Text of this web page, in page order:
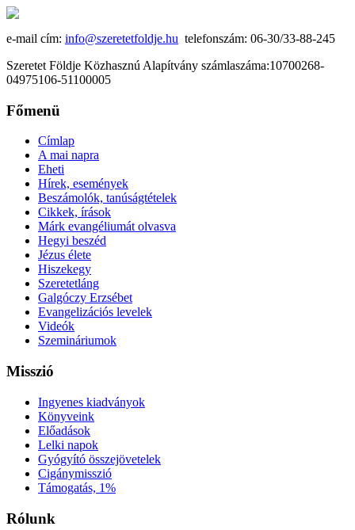
e-mail cím: info@szeretetfoldje.hu telefonszám: 06-30/33-88-245
Szeretet Földje Közhasznú Alapítvány számlaszáma:10700268-
04975106-51100005
Főmenü
Címlap
A mai napra
Eheti
Hírek, események
Beszámolók, tanúságtételek
Cikkek, írások
Márk evangéliumát olvasva
Hegyi beszéd
Jézus élete
Hiszekegy
Szeretetláng
Galgóczy Erzsébet
Evangelizációs levelek
Videók
Szemináriumok
Misszió
Ingyenes kiadványok
Könyveink
Előadások
Lelki napok
Gyógyító összejövetelek
Cigánymisszió
Támogatás, 1%
Rólunk